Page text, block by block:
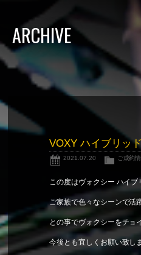
ARCHIVE
VOXY ハイブリッド
2021.07.20 ご成約
この度はヴォクシー ハイ
ご家族で色々なシーンで活
との事でヴォクシーをチョ
今後とも宜しくお願い致し